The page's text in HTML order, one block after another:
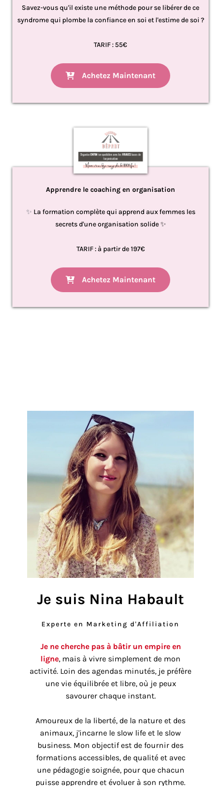
Savez-vous qu'il existe une méthode pour se libérer de ce
syndrome qui plombe la confiance en soi et l'estime de soi ?
TARIF : 55€
Achetez Maintenant
Apprendre le coaching en organisation
✨ La formation complète qui apprend aux femmes les
secrets d'une organisation solide ✨
TARIF : à partir de 197€
Achetez Maintenant
Je suis Nina Habault
Experte en Marketing d'Affiliation
Je ne cherche pas à bâtir un empire en
ligne, mais à vivre simplement de mon
activité. Loin des agendas minutés, je préfère
une vie équilibrée et libre, où je peux
savourer chaque instant.
Amoureux de la liberté, de la nature et des
animaux, j'incarne le slow life et le slow
business. Mon objectif est de fournir des
formations accessibles, de qualité et avec
une pédagogie soignée, pour que chacun
puisse apprendre et évoluer à son rythme.